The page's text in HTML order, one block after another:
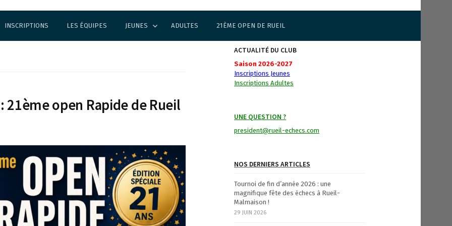
INSCRIPTIONS LES ÉQUIPES JEUNES ADULTES 21ÈME OPEN DE RUEIL
21ème open Rapide de Rueil
ACTUALITÉ DU CLUB
Saison 2026-2027
Inscriptions Jeunes
Inscriptions Adultes
UNE QUESTION ?
president@rueil-echecs.com
NOS DERNIERS ARTICLES
Tournoi de fin d’année 2026 : une
magnifique fête des échecs à Rueil-
Malmaison !
29 JUIN 2026